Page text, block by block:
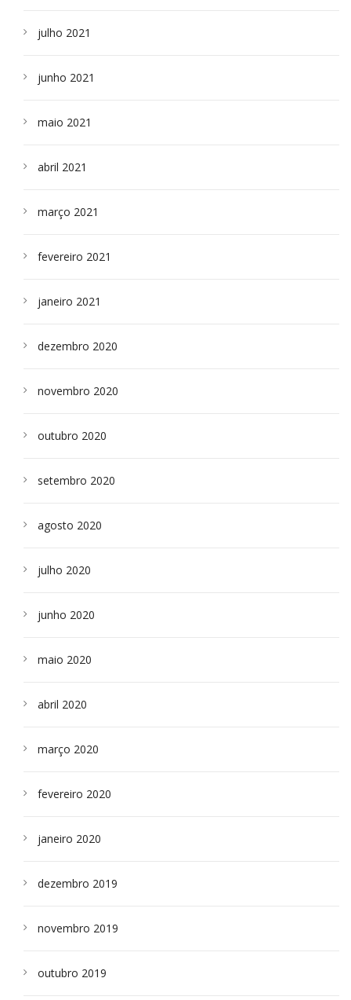
julho 2021
junho 2021
maio 2021
abril 2021
março 2021
fevereiro 2021
janeiro 2021
dezembro 2020
novembro 2020
outubro 2020
setembro 2020
agosto 2020
julho 2020
junho 2020
maio 2020
abril 2020
março 2020
fevereiro 2020
janeiro 2020
dezembro 2019
novembro 2019
outubro 2019